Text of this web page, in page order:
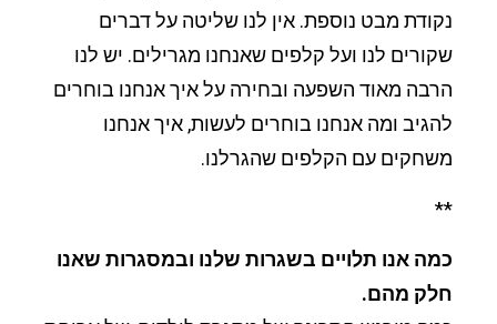
נקודת מבט נוספת. אין לנו שליטה על דברים
שקורים לנו ועל קלפים שאנחנו מגרילים. יש לנו
הרבה מאוד השפעה ובחירה על איך אנחנו בוחרים
להגיב ומה אנחנו בוחרים לעשות, איך אנחנו
משחקים עם הקלפים שהגרלנו.
**
כמה אנו תלויים בשגרות שלנו ובמסגרות שאנו
חלק מהם.